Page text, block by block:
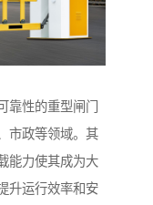
靠性的重型闸门
市政等领域。其
能力使其成为大
升运行效率和安